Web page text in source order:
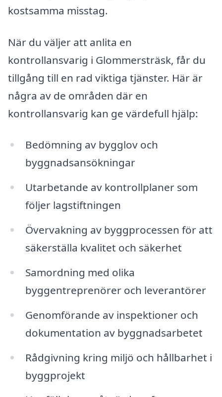
kostsamma misstag.
När du väljer att anlita en
kontrollansvarig i Glommersträsk, får du
tillgång till en rad viktiga tjänster. Här är
några av de områden där en
kontrollansvarig kan ge värdefull hjälp:
Bedömning av bygglov och
byggnadsansökningar
Utarbetande av kontrollplaner som
följer lagstiftningen
Övervakning av byggprocessen för att
säkerställa kvalitet och säkerhet
Samordning med olika
byggentreprenörer och leverantörer
Genomförande av inspektioner och
dokumentation av byggnadsarbetet
Rådgivning kring miljö och hållbarhet i
byggprojekt